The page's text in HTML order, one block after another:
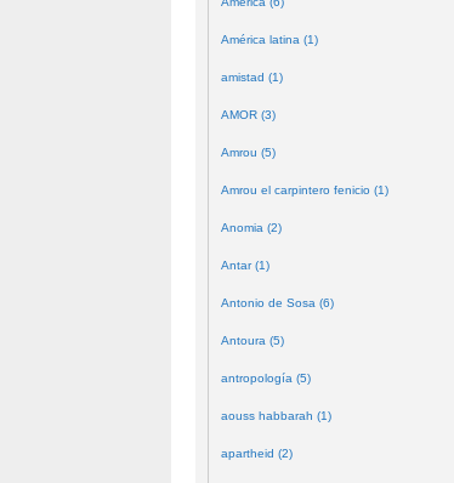
América latina (1)
amistad (1)
AMOR (3)
Amrou (5)
Amrou el carpintero fenicio (1)
Anomia (2)
Antar (1)
Antonio de Sosa (6)
Antoura (5)
antropología (5)
aouss habbarah (1)
apartheid (2)